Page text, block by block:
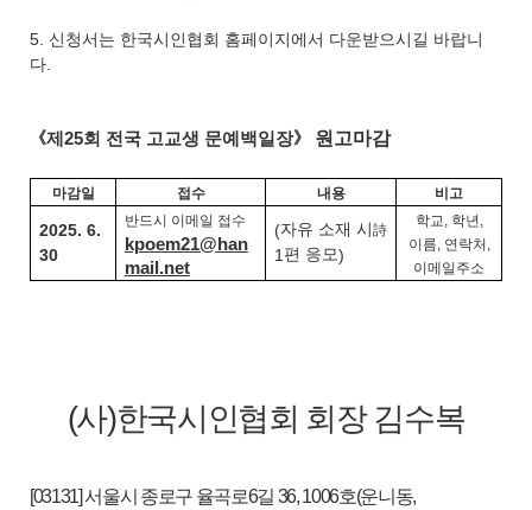
5. 신청서는 한국시인협회 홈페이지에서 다운받으시길 바랍니
다.
《제 25회 전국 고교생 문예백일장》 원고마감
마감일 접수 내용 비고
2025. 6.
30
반드시 이메일 접수
kpoem21@han
mail.net
(자유 소재 시 詩
1편 응모)
학교 학년
이름 연락처
이메일주소
(사)한국시인협회 회장 김수복
[03131]서울시 종로구 율곡로6길 36, 1006호(운니동,